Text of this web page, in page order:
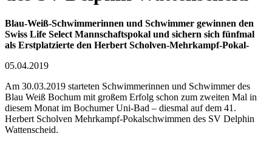
Blau-Weiß-Schwimmerinnen und Schwimmer gewinnen den
Swiss Life Select Mann­schafts­pokal und sichern sich fünf­mal
als Erst­platzierte den Herbert Scholven-Mehr­kampf-Pokal-
05.04.2019
Am 30.03.2019 starteten Schwimmerinnen und Schwimmer des
Blau Weiß Bochum mit großem Erfolg schon zum zweiten Mal in
diesem Monat im Bochumer Uni-Bad – diesmal auf dem 41.
Herbert Scholven Mehr­kampf-Pokal­schwimmen des SV Delphin
Watten­scheid.